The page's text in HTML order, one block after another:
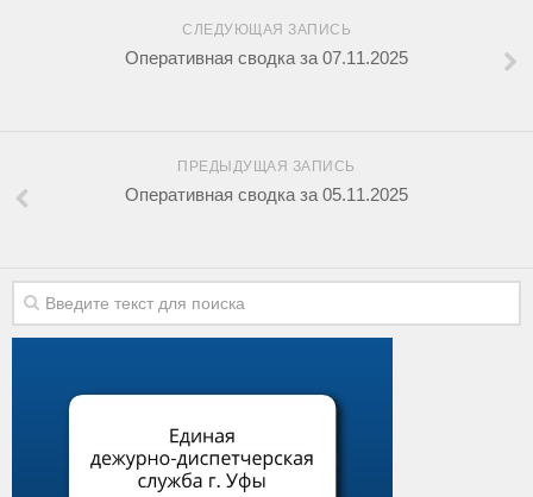
СЛЕДУЮЩАЯ ЗАПИСЬ
Оперативная сводка за 07.11.2025
ПРЕДЫДУЩАЯ ЗАПИСЬ
Оперативная сводка за 05.11.2025